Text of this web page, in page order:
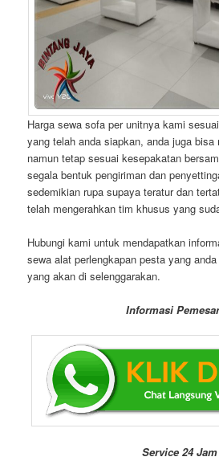
Harga sewa sofa per unitnya kami
yang telah anda siapkan, anda juga
namun tetap sesuai kesepakatan
segala bentuk pengiriman dan
sedemikian rupa supaya teratur dan
telah mengerahkan tim khusus yang
Hubungi kami untuk mendapatkan
sewa alat perlengkapan pesta yang
yang akan di selenggarakan.
Informasi
Service 24 Jam